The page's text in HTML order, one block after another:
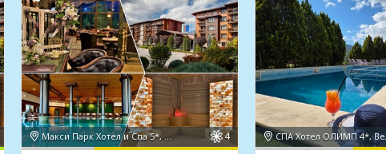
Макси Парк Хотел и Спа 5*, Велинград 4